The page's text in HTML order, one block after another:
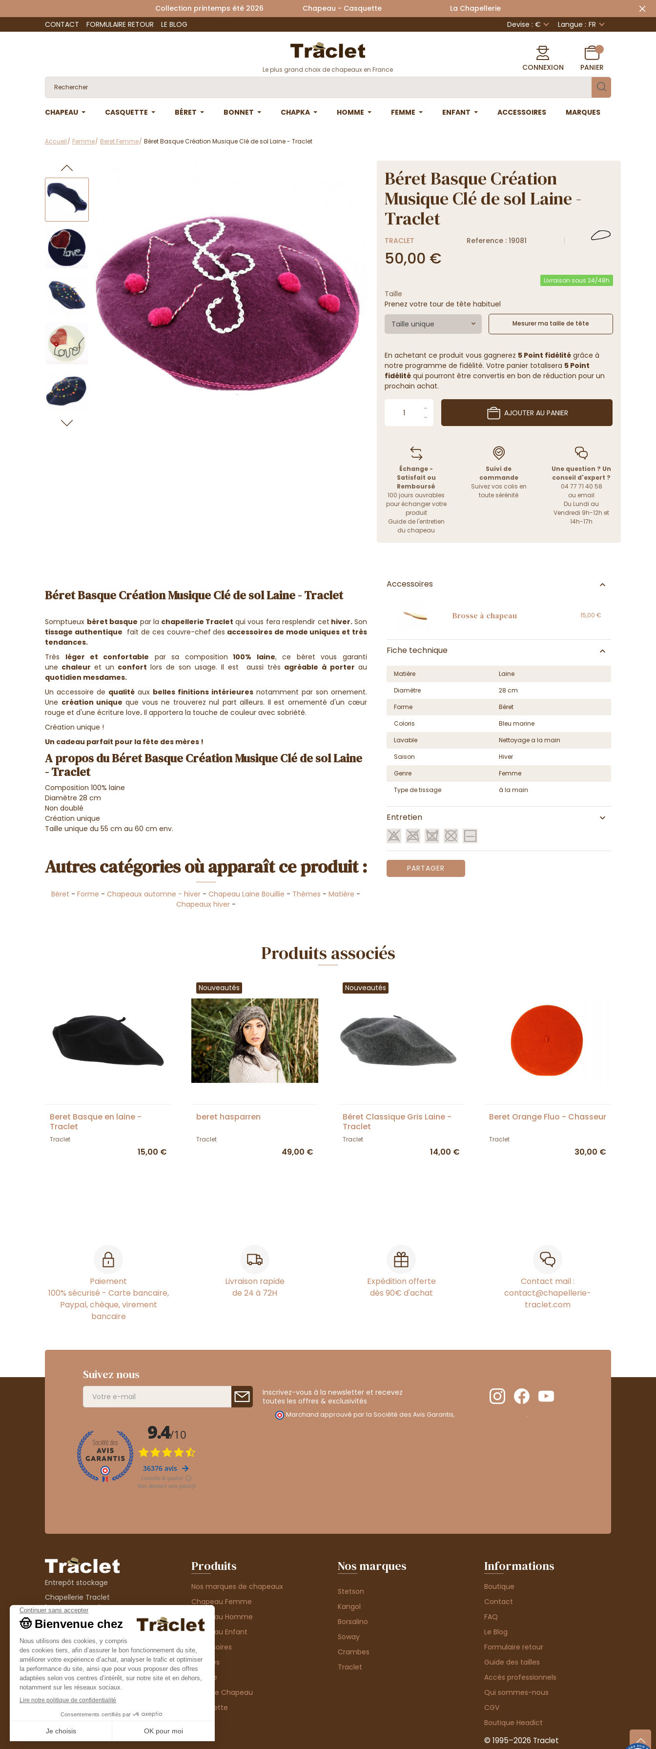
Collection printemps été 2026 Chapeau - Casquette La Chapellerie
CONTACT
FORMULAIRE RETOUR LE BLOG Devise : € Langue : FR
Le plus grand choix de chapeaux en France CONNEXION PANIER
CHAPEAU CASQUETTE BÉRET BONNET CHAPKA HOMME FEMME ENFANT ACCESSOIRES MARQUES
Accueil Femme Beret Femme Béret Basque Création Musique Clé de sol Laine - Traclet
Béret Basque Création
Musique Clé de sol Laine -
Traclet
TRACLET Reference : 19081
50,00 €
Livraison sous 24/48h
Taille
Prenez votre tour de tête habituel
Taille unique Mesurer ma taille de tête
En achetant ce produit vous gagnerez 5 Point fidélitégrâce à
notre programme de fidélité. Votre panier totalisera 5 Point
fidélitéqui pourront être convertis en bon de réduction pour un
prochain achat.
AJOUTER AU PANIER
Échange -
Satisfait ou
Remboursé
100 jours ouvrables
pour échanger votre
produit
Guide de l'entretien
du chapeau
Suivi de
commande
Suivez vos colis en
toute sérénité
Une question ? Un
conseil d'expert ?
04 77 71 40 58
ou email
Du Lundi au
Vendredi 9h-12h et
14h-17h
Béret Basque Création Musique Clé de sol Laine - Traclet
Somptueux béret basque par la chapellerie Traclet qui vous fera resplendir cet hiver.Son
tissage authentique fait de ces couvre-chef des accessoires de mode uniques et très
tendances.
Très léger et confortable par sa composition 100% laine, ce béret vous garanti
une chaleur et un confort lors de son usage. Il est aussi très agréable à porter au
quotidien mesdames.
Un accessoire de qualité aux belles finitions intérieures notamment par son ornement.
Une création unique que vous ne trouverez nul part ailleurs. Il est ornementé d'un cœur
rouge et d'une écriture love. Il apportera la touche de couleur avec sobriété.
Création unique !
Un cadeau parfait pour la fête des mères !
A propos du Béret Basque Création Musique Clé de sol Laine
- Traclet
Composition 100% laine
Diamètre 28 cm
Non doublé
Création unique
Taille unique du 55 cm au 60 cm env.
Autres catégories où apparaît ce produit :
Béret -Forme -Chapeaux automne - hiver -Chapeau Laine Bouillie - Thèmes -Matière -
Chapeaux hiver-
Accessoires
Brosse à chapeau 15,00 €
Fiche technique
Matière
Laine
Diamètre
28 cm
Forme
Béret
Coloris
Bleu marine
Lavable
Nettoyage a la main
Saison
Hiver
Genre
Femme
Type de tissage
à la main
Entretien
PARTAGER
Produits associés
Beret Basque en laine -
Traclet
Traclet
15,00 €
Nouveautés
beret hasparren
Traclet
49,00 €
Nouveautés
Béret Classique Gris Laine -
Traclet
Traclet
14,00 €
Beret Orange Fluo - Chasseur
Traclet
30,00 €
Paiement
100% sécurisé - Carte bancaire,
Paypal, chèque, virement
bancaire
Livraison rapide
de 24 à 72H
Expédition offerte
dès 90€ d'achat
Contact mail :
contact@chapellerie-
traclet.com
Suivez nous
Inscrivez-vous à la newsletter et recevez
toutes les offres & exclusivités
Marchand approuvé par la Société des Avis Garantis, .
Entrepôt stockage
Chapellerie Traclet
14 Impasse Bardin
42300 Roanne
contact@chapellerie-traclet.com
Boutique
Chapellerie Traclet
4 rue de Cadore
42300 Roanne
Produits
Nos marques de chapeaux
Chapeau Femme
Chapeau Homme
Chapeau Enfant
Accessoires
Thèmes
Matière
Type de Chapeau
Casquette
Nos marques
Stetson
Kangol
Borsalino
Soway
Crambes
Traclet
Informations
Boutique
Contact
FAQ
Le Blog
Formulaire retour
Guide des tailles
Accès professionnels
Qui sommes-nous
CGV
Boutique Headict
© 1995–2026 Traclet